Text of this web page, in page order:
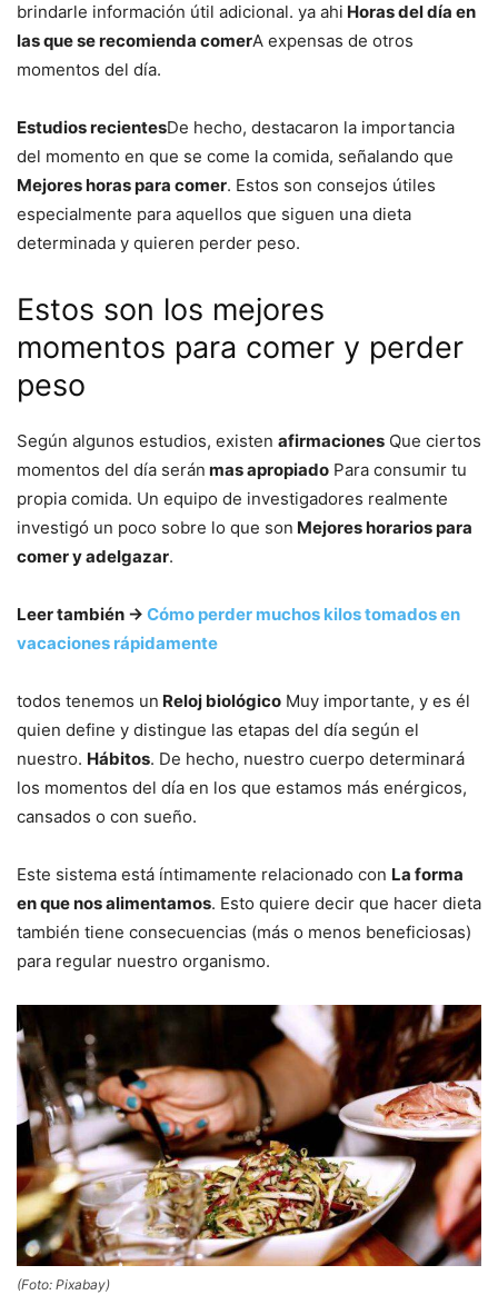
brindarle información útil adicional. ya ahi Horas del día en
las que se recomienda comerA expensas de otros
momentos del día.
Estudios recientesDe hecho, destacaron la importancia
del momento en que se come la comida, señalando que
Mejores horas para comer. Estos son consejos útiles
especialmente para aquellos que siguen una dieta
determinada y quieren perder peso.
Estos son los mejores
momentos para comer y perder
peso
Según algunos estudios, existen afirmaciones Que ciertos
momentos del día serán mas apropiado Para consumir tu
propia comida. Un equipo de investigadores realmente
investigó un poco sobre lo que son Mejores horarios para
comer y adelgazar.
Leer también -> Cómo perder muchos kilos tomados en
vacaciones rápidamente
todos tenemos un Reloj biológico Muy importante, y es él
quien define y distingue las etapas del día según el
nuestro. Hábitos. De hecho, nuestro cuerpo determinará
los momentos del día en los que estamos más enérgicos,
cansados ​​o con sueño.
Este sistema está íntimamente relacionado con La forma
en que nos alimentamos. Esto quiere decir que hacer dieta
también tiene consecuencias (más o menos beneficiosas)
para regular nuestro organismo.
(Foto: Pixabay)